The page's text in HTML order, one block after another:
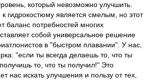
который невозможно улучшить.
к гидрокостюму является смелым, но этот
баланс потребностей многих
собой универсальное решение
в "быстром плавании". У нас,
"если ты всегда делаешь то, что ты
то, что ты получил!" Это
нас искать улучшения и пользу от тех,